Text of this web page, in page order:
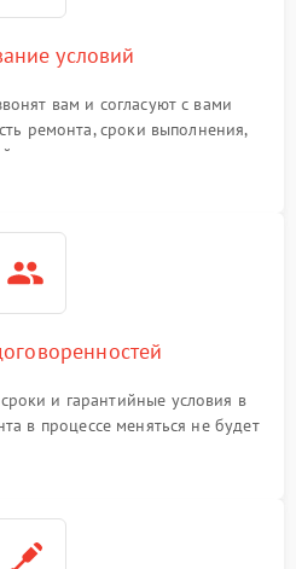
условий
вам и согласуют с вами
ремонта, сроки выполнения,
условия
и гарантийные условия в
в процессе меняться не будет